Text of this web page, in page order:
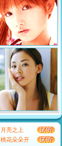
月亮之上
桃花朵朵开